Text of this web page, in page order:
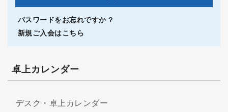
パスワードをお忘れですか ?
新規ご入会はこちら
卓上カレンダー
デスク・卓上カレンダー